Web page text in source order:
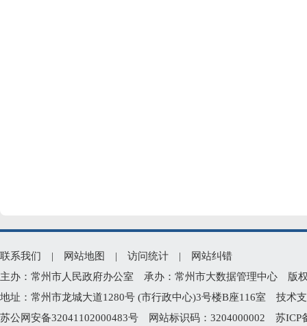
联系我们 | 网站地图 | 访问统计 |
网站纠错
主办：常州市人民政府办公室 承办：常州市大数据管理中心 版
地址：常州市龙城大道1280号 (市行政中心)3号楼B座116室 技术
苏公网安备32041102000483号 网站标识码：3204000002 苏ICP